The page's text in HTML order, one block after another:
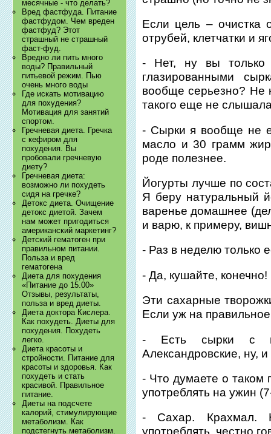
месячные - что делать?
Вред фастфуда. Питание
фастфудом. Чем вреден
фастфуд? Этот
страшный не страшный
фаст-фуд.
Вредно ли пить много
воды? Правильный
питьевой режим. Пью
очень много воды
Где искать мотивацию
для похудения?
Мотивация для занятий
спортом.
Гречневая диета. Гречка
с кефиром для
похудения. Вы
пробовали гречневую
диету?
Гречневая диета:
возможно ли похудеть
сидя на гречке?
Детокс диета. Очищение
детокс диетой. Зачем
нам может пригодиться
американский маркетинг?
Детский гематоген при
правильном питании.
Польза и вред
гематогена
Диета для похудения
«Питание до 15.00»
Отзывы, результаты,
польза и вред диеты.
Диета доктора Кислера.
Как похудеть. Диеты для
похудения. Похудеть
легко.
Диета красоты и
стройности. Питание для
красоты и здоровья. Как
похудеть и стать
красивой. Правильное
питание.
Диеты на подсчете
калорий, стимулирующие
метаболизм. Как
подстегнуть метаболизм.
Если цель – очистка
отрубей, клетчатки и
- Нет, ну вы только
глазированными
вообще серьезно?
такого еще не
- Сырки я вообще не
масло и 30 грамм
роде полезнее.
Йогурты лучше по
Я беру натуральный
варенье домашнее
и варю, к примеру,
- Раз в неделю только
- Да, кушайте, конечно!
Эти сахарные
Если уж на
- Есть сырки с
Александровские, ну,
- Что думаете о таком
употреблять на ужин
- Сахар. Крахмал.